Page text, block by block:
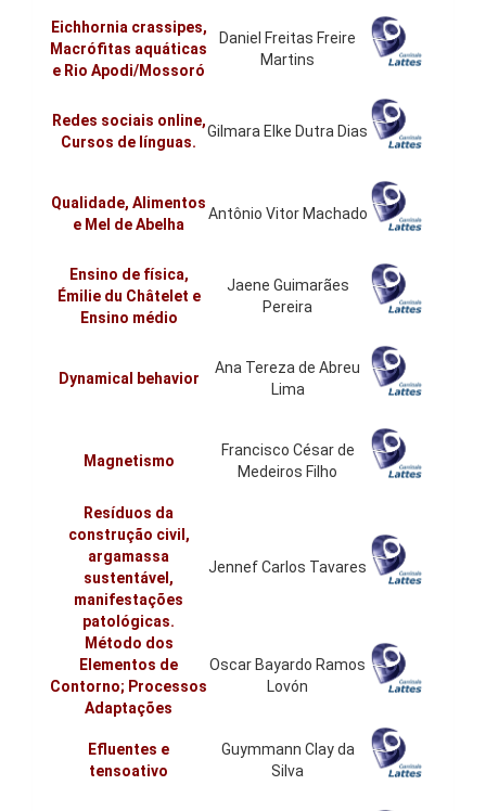
Eichhornia crassipes,
Macrófitas aquáticas
e Rio Apodi/Mossoró
Daniel Freitas Freire
Martins
Redes sociais online,
Cursos de línguas.
Gilmara Elke Dutra Dias
Qualidade, Alimentos
e Mel de Abelha
Antônio Vitor Machado
Ensino de física,
Émilie du Châtelet e
Ensino médio
Jaene Guimarães
Pereira
Dynamical behavior
Ana Tereza de Abreu
Lima
Magnetismo
Francisco César de
Medeiros Filho
Resíduos da
construção civil,
argamassa
sustentável,
manifestações
patológicas.
Jennef Carlos Tavares
Método dos
Elementos de
Contorno; Processos
Adaptações
Oscar Bayardo Ramos
Lovón
Efluentes e
tensoativo
Guymmann Clay da
Silva